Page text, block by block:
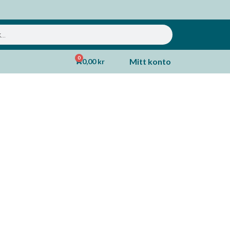
0,00kr
0 Mitt konto